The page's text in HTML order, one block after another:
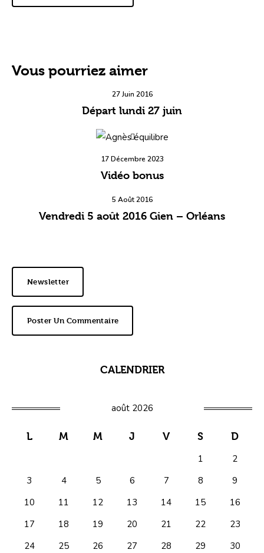
Vous pourriez aimer
27 Juin 2016
Départ lundi 27 juin
17 Décembre 2023
Vidéo bonus
5 Août 2016
Vendredi 5 août 2016 Gien – Orléans
Newsletter
Poster Un Commentaire
CALENDRIER
août 2026
L M M J V S D
1
2
3
4 5 6 7 8
9
10
11 12 13 14 15
16
17
18 19 20 21 22
23
24
25 26 27 28 29
30